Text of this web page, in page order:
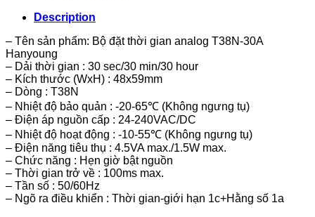
Description
– Tên sản phẩm: Bộ đặt thời gian analog T38N-30A
Hanyoung
– Dải thời gian : 30 sec/30 min/30 hour
– Kích thước (WxH) : 48x59mm
– Dòng : T38N
– Nhiệt độ bảo quản : -20-65℃ (Không ngưng tụ)
– Điện áp nguồn cấp : 24-240VAC/DC
– Nhiệt độ hoạt động : -10-55℃ (Không ngưng tụ)
– Điện năng tiêu thụ : 4.5VA max./1.5W max.
– Chức năng : Hẹn giờ bật nguồn
– Thời gian trở về : 100ms max.
– Tần số : 50/60Hz
– Ngõ ra điều khiển : Thời gian-giới hạn 1c+Hằng số 1a